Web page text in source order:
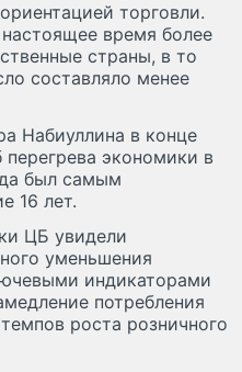
торговли.
время более
страны, в то
составляло менее
Набиуллина в конце
экономики в
был самым
16 лет.
ЦБ увидели
уменьшения
индикаторами
потребления
роста розничного